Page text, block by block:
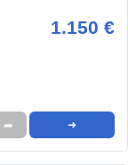
1.150 €
➦ ➜